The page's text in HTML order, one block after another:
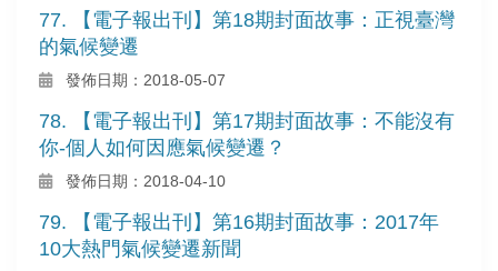
77. 【電子報出刊】第18期封面故事：正視臺灣
的氣候變遷
發佈日期：2018-05-07
78. 【電子報出刊】第17期封面故事：不能沒有
你-個人如何因應氣候變遷？
發佈日期：2018-04-10
79. 【電子報出刊】第16期封面故事：2017年
10大熱門氣候變遷新聞